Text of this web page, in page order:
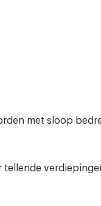
met sloop
tellende